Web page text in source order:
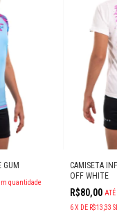
GUM
quantidade
CAMISETA
OFF WHITE
R$80,00 ATÉ
6 X DE R$13,33